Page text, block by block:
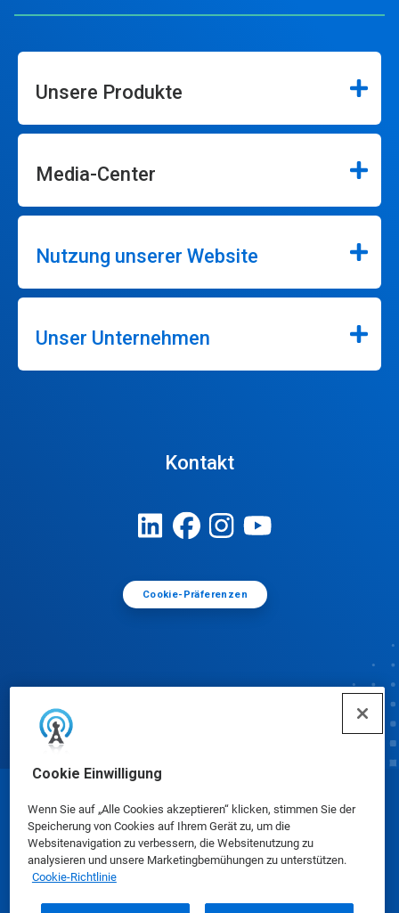
Cookie Einwilligung
Wenn Sie auf „Alle Cookies akzeptieren“ klicken, stimmen Sie der
Speicherung von Cookies auf Ihrem Gerät zu, um die
Websitenavigation zu verbessern, die Websitenutzung zu
analysieren und unsere Marketingbemühungen zu unterstützen.
Cookie-Richtlinie
Unsere Produkte
Media-Center
Nutzung unserer Website
Unser Unternehmen
Kontakt
Cookie-Präferenzen
© Ecolab Inc. 2025
Sicherheitsdatenblätter|Datenschutzrichtlinie